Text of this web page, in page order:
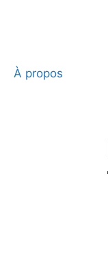
À propos